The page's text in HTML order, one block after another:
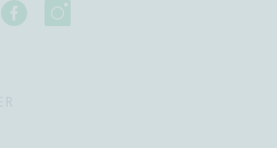
FACEBOOKINSTAGRAM